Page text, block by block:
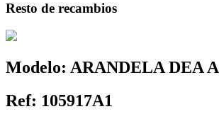
Resto de recambios
Modelo: ARANDELA DEA A
Ref: 105917A1